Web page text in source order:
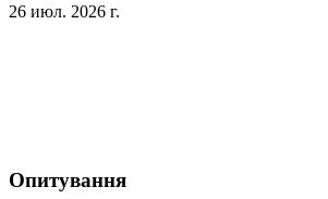
26 июл. 2026 г.
Опитування